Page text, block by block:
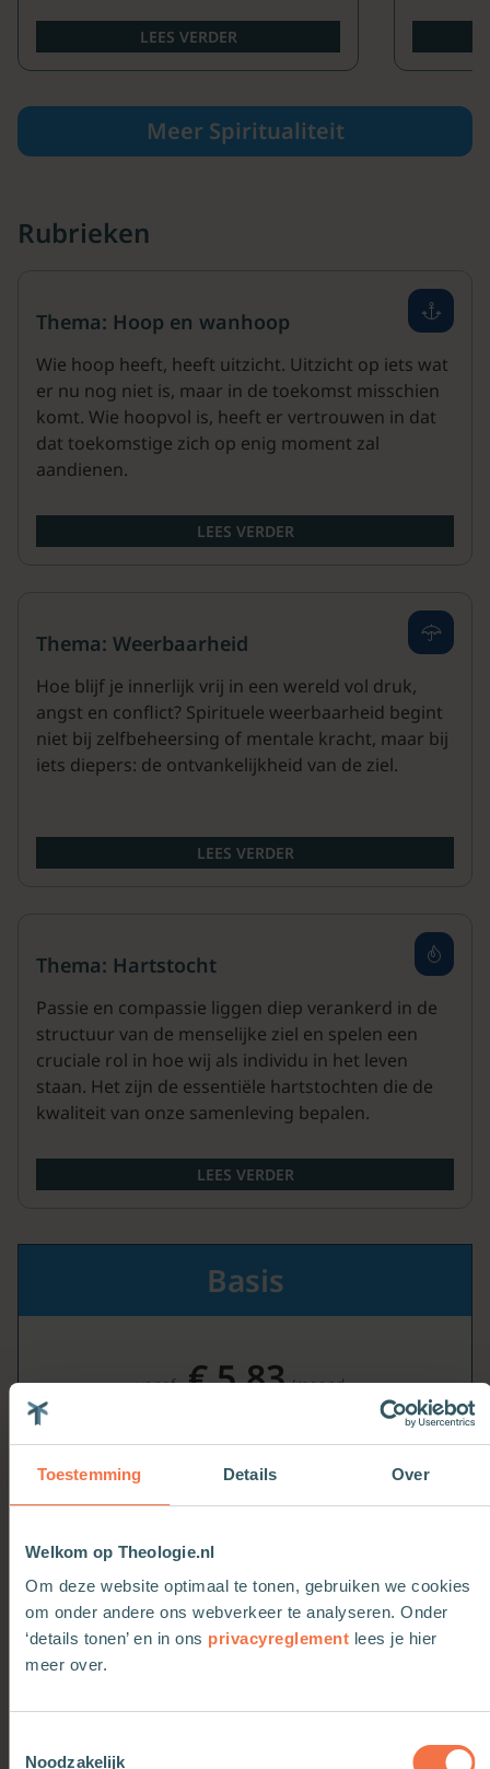
Toestemming Details Over
Welkom op Theologie.nl
Om deze website optimaal te tonen, gebruiken we cookies
om onder andere ons webverkeer te analyseren. Onder
‘details tonen’ en in ons privacyreglement lees je hier
meer over.
Noodzakelijk
LEES VERDER
Meer Spiritualiteit
Rubrieken
Thema: Hoop en wanhoop
Wie hoop heeft, heeft uitzicht. Uitzicht op iets wat
er nu nog niet is, maar in de toekomst misschien
komt. Wie hoopvol is, heeft er vertrouwen in dat
dat toekomstige zich op enig moment zal
aandienen.
LEES VERDER
Thema: Weerbaarheid
Hoe blijf je innerlijk vrij in een wereld vol druk,
angst en conflict? Spirituele weerbaarheid begint
niet bij zelfbeheersing of mentale kracht, maar bij
iets diepers: de ontvankelijkheid van de ziel.
LEES VERDER
Thema: Hartstocht
Passie en compassie liggen diep verankerd in de
structuur van de menselijke ziel en spelen een
cruciale rol in hoe wij als individu in het leven
staan. Het zijn de essentiële hartstochten die de
kwaliteit van onze samenleving bepalen.
LEES VERDER
Basis
vanaf € 5,83 /maand
Voor geïnteresseerden in levensvragen,
spiritualiteit, opinie en maatschappij
Ik wil Basis